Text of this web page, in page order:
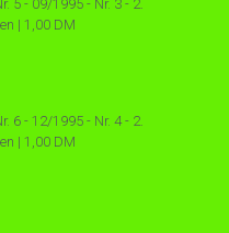
5 - 09/1995 - Nr. 3 - 2.
| 1,00 DM
6 - 12/1995 - Nr. 4 - 2.
| 1,00 DM